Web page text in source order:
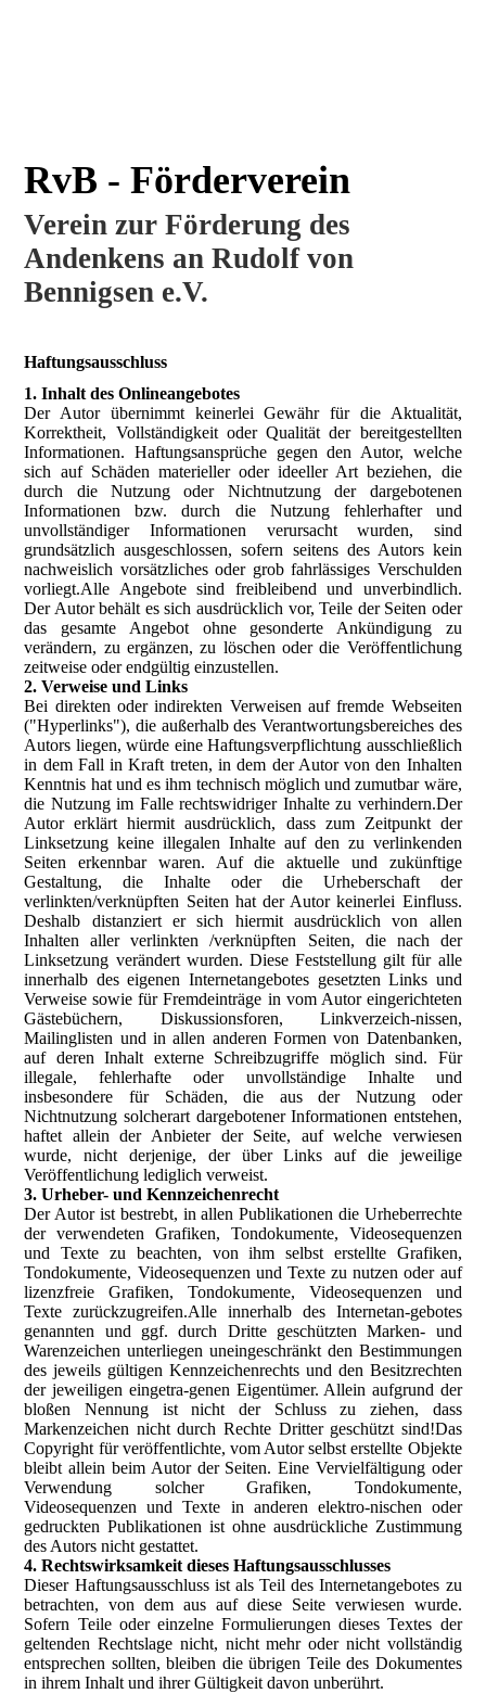
RvB - Förderverein
Verein zur Förderung des
Andenkens an Rudolf von
Bennigsen e.V.
Haftungsausschluss
1. Inhalt des Onlineangebotes
Der Autor übernimmt keinerlei Gewähr für die Aktualität,
Korrektheit, Vollständigkeit oder Qualität der bereitgestellten
Informationen. Haftungsansprüche gegen den Autor, welche
sich auf Schäden materieller oder ideeller Art beziehen, die
durch die Nutzung oder Nichtnutzung der dargebotenen
Informationen bzw. durch die Nutzung fehlerhafter und
unvollständiger Informationen verursacht wurden, sind
grundsätzlich ausgeschlossen, sofern seitens des Autors kein
nachweislich vorsätzliches oder grob fahrlässiges Verschulden
vorliegt.Alle Angebote sind freibleibend und unverbindlich.
Der Autor behält es sich ausdrücklich vor, Teile der Seiten oder
das gesamte Angebot ohne gesonderte Ankündigung zu
verändern, zu ergänzen, zu löschen oder die Veröffentlichung
zeitweise oder endgültig einzustellen.
2. Verweise und Links
Bei direkten oder indirekten Verweisen auf fremde Webseiten
("Hyperlinks"), die außerhalb des Verantwortungsbereiches des
Autors liegen, würde eine Haftungsverpflichtung ausschließlich
in dem Fall in Kraft treten, in dem der Autor von den Inhalten
Kenntnis hat und es ihm technisch möglich und zumutbar wäre,
die Nutzung im Falle rechtswidriger Inhalte zu verhindern.Der
Autor erklärt hiermit ausdrücklich, dass zum Zeitpunkt der
Linksetzung keine illegalen Inhalte auf den zu verlinkenden
Seiten erkennbar waren. Auf die aktuelle und zukünftige
Gestaltung, die Inhalte oder die Urheberschaft der
verlinkten/verknüpften Seiten hat der Autor keinerlei Einfluss.
Deshalb distanziert er sich hiermit ausdrücklich von allen
Inhalten aller verlinkten /verknüpften Seiten, die nach der
Linksetzung verändert wurden. Diese Feststellung gilt für alle
innerhalb des eigenen Internetangebotes gesetzten Links und
Verweise sowie für Fremdeinträge in vom Autor eingerichteten
Gästebüchern, Diskussionsforen, Linkverzeich-nissen,
Mailinglisten und in allen anderen Formen von Datenbanken,
auf deren Inhalt externe Schreibzugriffe möglich sind. Für
illegale, fehlerhafte oder unvollständige Inhalte und
insbesondere für Schäden, die aus der Nutzung oder
Nichtnutzung solcherart dargebotener Informationen entstehen,
haftet allein der Anbieter der Seite, auf welche verwiesen
wurde, nicht derjenige, der über Links auf die jeweilige
Veröffentlichung lediglich verweist.
3. Urheber- und Kennzeichenrecht
Der Autor ist bestrebt, in allen Publikationen die Urheberrechte
der verwendeten Grafiken, Tondokumente, Videosequenzen
und Texte zu beachten, von ihm selbst erstellte Grafiken,
Tondokumente, Videosequenzen und Texte zu nutzen oder auf
lizenzfreie Grafiken, Tondokumente, Videosequenzen und
Texte zurückzugreifen.Alle innerhalb des Internetan-gebotes
genannten und ggf. durch Dritte geschützten Marken- und
Warenzeichen unterliegen uneingeschränkt den Bestimmungen
des jeweils gültigen Kennzeichenrechts und den Besitzrechten
der jeweiligen eingetra-genen Eigentümer. Allein aufgrund der
bloßen Nennung ist nicht der Schluss zu ziehen, dass
Markenzeichen nicht durch Rechte Dritter geschützt sind!Das
Copyright für veröffentlichte, vom Autor selbst erstellte Objekte
bleibt allein beim Autor der Seiten. Eine Vervielfältigung oder
Verwendung solcher Grafiken, Tondokumente,
Videosequenzen und Texte in anderen elektro-nischen oder
gedruckten Publikationen ist ohne ausdrückliche Zustimmung
des Autors nicht gestattet.
4. Rechtswirksamkeit dieses Haftungsausschlusses
Dieser Haftungsausschluss ist als Teil des Internetangebotes zu
betrachten, von dem aus auf diese Seite verwiesen wurde.
Sofern Teile oder einzelne Formulierungen dieses Textes der
geltenden Rechtslage nicht, nicht mehr oder nicht vollständig
entsprechen sollten, bleiben die übrigen Teile des Dokumentes
in ihrem Inhalt und ihrer Gültigkeit davon unberührt.